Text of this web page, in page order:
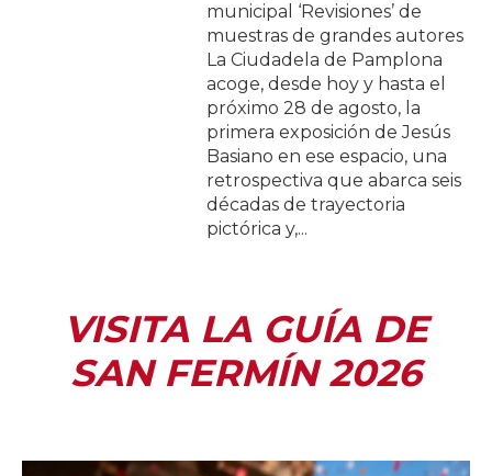
municipal ‘Revisiones’ de
muestras de grandes autores
La Ciudadela de Pamplona
acoge, desde hoy y hasta el
próximo 28 de agosto, la
primera exposición de Jesús
Basiano en ese espacio, una
retrospectiva que abarca seis
décadas de trayectoria
pictórica y,...
VISITA LA GUÍA DE
SAN FERMÍN 2026